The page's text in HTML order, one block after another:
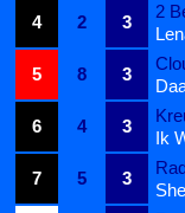
4
2 3
2
5
8 3
6
4 3
Ik
7
5 3